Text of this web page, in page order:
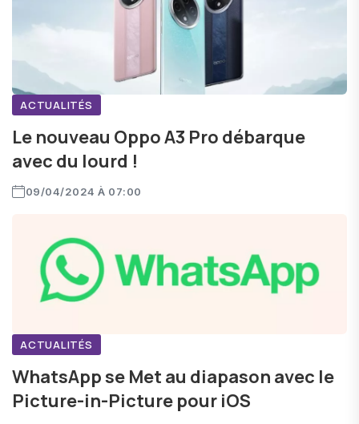
ACTUALITÉS
Le nouveau Oppo A3 Pro débarque
avec du lourd !
09/04/2024 À 07:00
ACTUALITÉS
WhatsApp se Met au diapason avec le
Picture-in-Picture pour iOS